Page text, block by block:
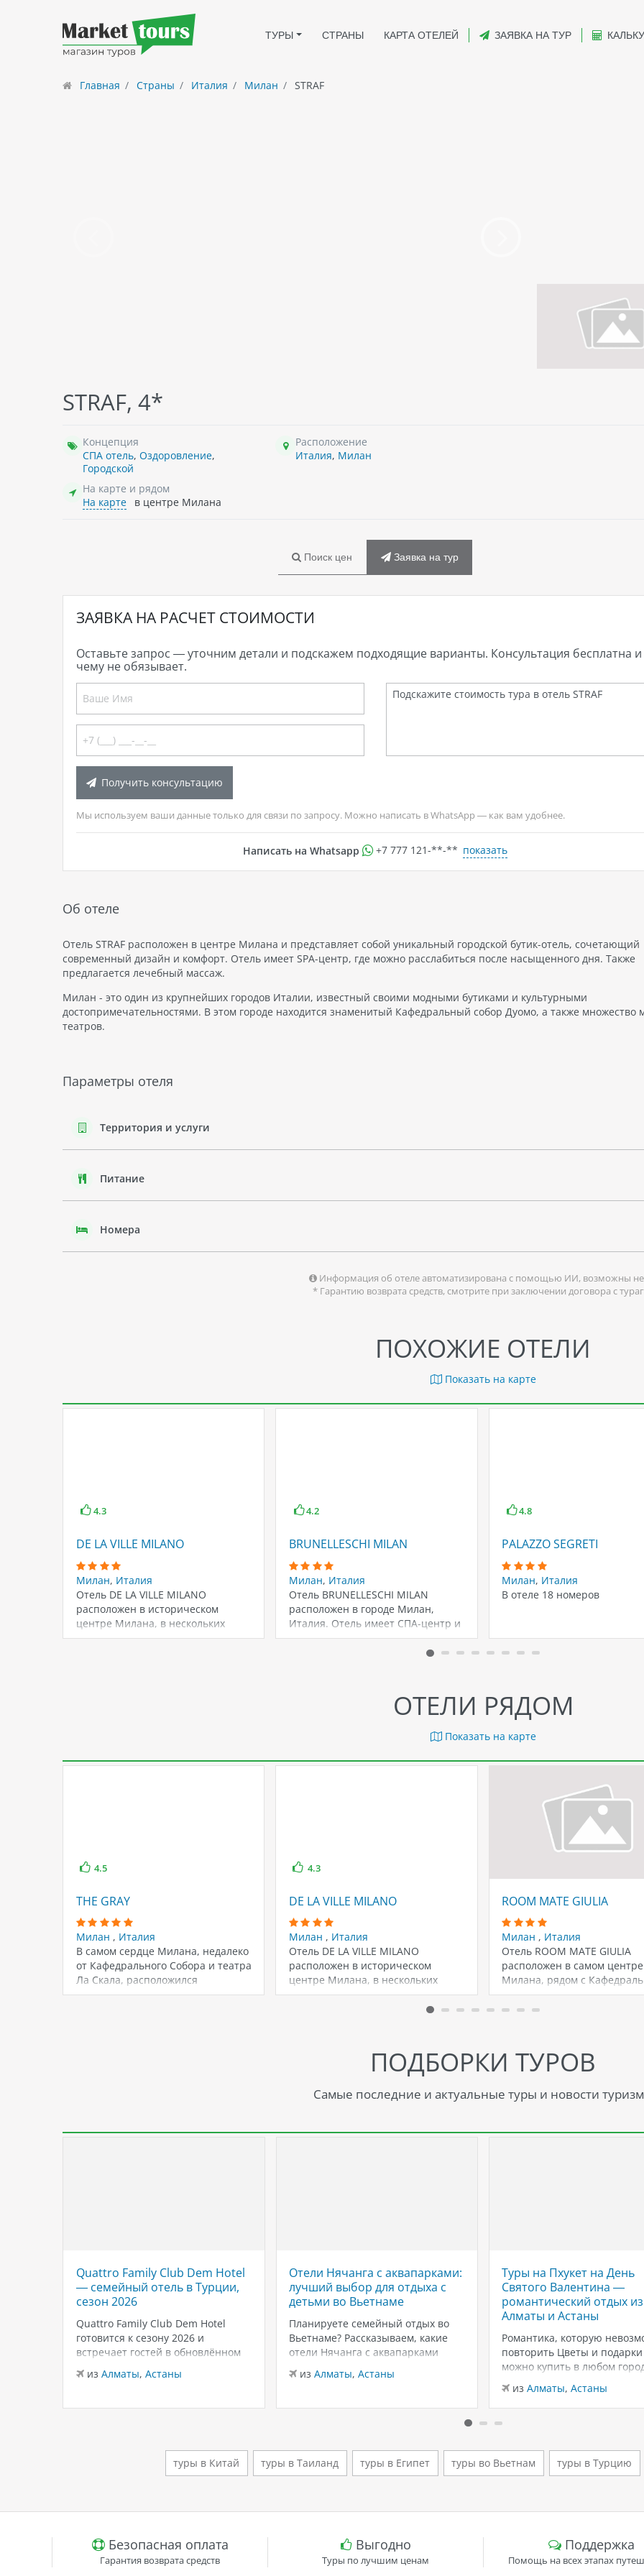
ТУРЫ СТРАНЫ КАРТА ОТЕЛЕЙ ЗАЯВКА НА ТУР
Главная Страны Италия Милан STRAF
STRAF, 4*
Концепция
СПА отель, Оздоровление,
Городской
Расположение
Италия, Милан
На карте и рядом
На карте
в центре Милана
Поиск цен Заявка на тур
ЗАЯВКА НА РАСЧЕТ СТОИМОСТИ
Оставьте запрос — уточним детали и подскажем подходящие варианты. Консультация бесплатна и
чему не обязывает.
Получить консультацию
Мы используем ваши данные только для связи по запросу. Можно написать в WhatsApp — как вам удобнее.
Написать на Whatsapp +7 777 121-**-** показать
Об отеле
Отель STRAF расположен в центре Милана и представляет собой уникальный городской бутик-отель, сочетающий
современный дизайн и комфорт. Отель имеет SPA-центр, где можно расслабиться после насыщенного дня. Также
предлагается лечебный массаж.
Милан - это один из крупнейших городов Италии, известный своими модными бутиками и культурными
достопримечательностями. В этом городе находится знаменитый Кафедральный собор Дуомо, а также множество
театров.
Параметры отеля
Территория и услуги
Питание
Номера
Информация об отеле автоматизирована с помощью ИИ, возможны
* Гарантию возврата средств, смотрите при заключении договора с
ПОХОЖИЕ ОТЕЛИ
Показать на карте
4.3
DE LA VILLE MILANO
Милан, Италия
Отель DE LA VILLE MILANO
расположен в историческом
центре Милана, в нескольких
минутах ходьбы от…
4.2
BRUNELLESCHI MILAN
Милан, Италия
Отель BRUNELLESCHI MILAN
расположен в городе Милан,
Италия. Отель имеет СПА-центр и
находится в центре…
4.8
PALAZZO SEGRETI
Милан, Италия
В отеле 18 номеров
ОТЕЛИ РЯДОМ
Показать на карте
4.5
THE GRAY
Милан , Италия
В самом сердце Милана, недалеко
от Кафедрального Собора и театра
Ла Скала, расположился
роскошный дизайн-отель…
4.3
DE LA VILLE MILANO
Милан , Италия
Отель DE LA VILLE MILANO
расположен в историческом
центре Милана, в нескольких
минутах ходьбы от…
ROOM MATE GIULIA
Милан , Италия
Отель ROOM MATE GIULIA
расположен в самом центре
Милана, рядом с
собором Дуомо. Это…
ПОДБОРКИ ТУРОВ
Самые последние и актуальные туры и новости
Quattro Family Club Dem Hotel
— семейный отель в Турции,
сезон 2026
Quattro Family Club Dem Hotel
готовится к сезону 2026 и
встречает гостей в обновлённом
формате, делая ставку на
повышенный комфорт,
спокойного семейного отдыха у
семейный отель в…
из Алматы, Астаны
Отели Нячанга с аквапарками:
лучший выбор для отдыха с
детьми во Вьетнаме
Планируете семейный отдых во
Вьетнаме? Рассказываем, какие
отели Нячанга с аквапарками
подойдут для отдыха с детьми:
бассейны, горки, пляжи и
Нячанг — один из самых
удачно сочетаются тёплый
климат,…
из Алматы, Астаны
Туры на Пхукет на День
Святого Валентина —
романтический отдых из
Алматы и Астаны
Романтика, которую
повторить Цветы и подарки
можно купить в любом
вот тёплый песок, закаты у
Андаманского моря и
дней только для вас двоих
эмоции, которые
из лучших…
изАлматы,Астаны
туры в Китай туры в Таиланд туры в Египет туры во Вьетнам туры в Турцию
Безопасная оплата
Гарантия возврата средств
Выгодно
Туры по лучшим ценам
Поддержка
Помощь на всех этапах